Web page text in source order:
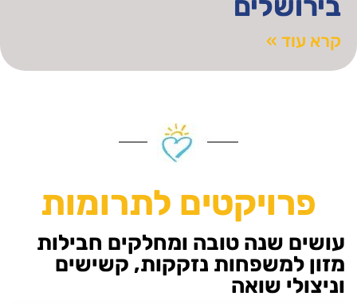
קרא עוד »
פרויקטים לתרומות
עושים שנה טובה ומחלקים חבילות
מזון למשפחות נזקקות, קשישים
וניצולי שואה